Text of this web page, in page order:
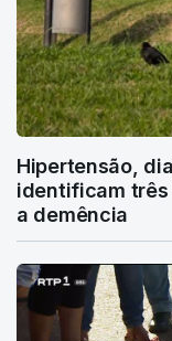
Hipertensão,
identificam
a demência